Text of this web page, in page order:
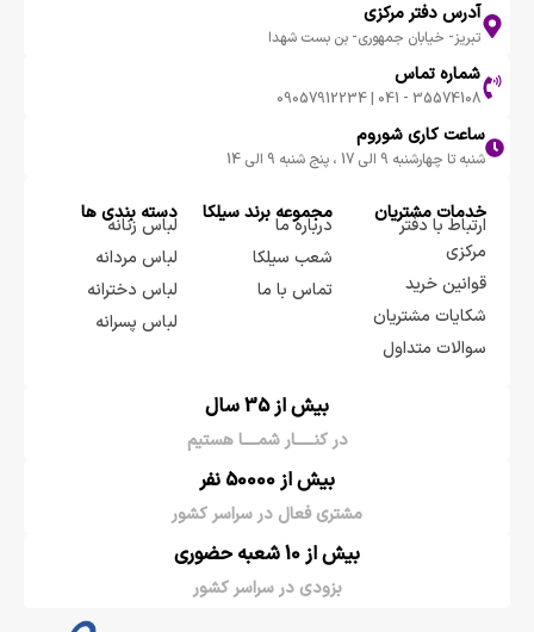
آدرس دفتر مرکزی
تبریز- خیابان جمهوری- بن بست شهدا
شماره تماس
35574108 - 041 | 09057912234
ساعت کاری شوروم
شنبه تا چهارشنبه 9 الی 17 ، پنج شنبه 9 الی 14
خدمات مشتریان
ارتباط با دفتر
مرکزی
قوانین خرید
شکایات مشتریان
سوالات متداول
مجموعه برند سيلكا
درباره ما
شعب سیلکا
تماس با ما
دسته بندی ها
لباس زنانه
لباس مردانه
لباس دخترانه
لباس پسرانه
بیش از 35 سال
در کنـــــار شمــــا هستیم
بیش از 50000 نفر
مشتری فعال در سراسر کشور
بیش از 10 شعبه حضوری
بزودی در سراسر کشور